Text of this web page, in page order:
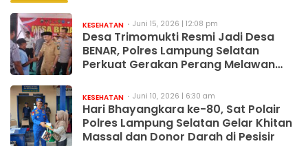
KESEHATAN Juni 15, 2026 | 12:08 pm
Desa Trimomukti Resmi Jadi Desa
BENAR, Polres Lampung Selatan
Perkuat Gerakan Perang Melawan
KESEHATAN Juni 10, 2026 | 6:30 am
Hari Bhayangkara ke-80, Sat Polair
Polres Lampung Selatan Gelar Khitan
Massal dan Donor Darah di Pesisir